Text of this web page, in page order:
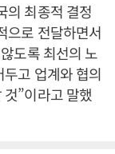
의 최종적 결정
으로 전달하면서
도록 최선의 노
고 업계와 협의
”이라고 말했